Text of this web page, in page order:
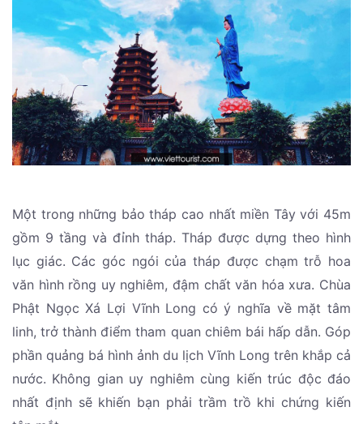
Một trong những bảo tháp cao nhất miền Tây với 45m
gồm 9 tầng và đỉnh tháp. Tháp được dựng theo hình
lục giác. Các góc ngói của tháp được chạm trỗ hoa
văn hình rồng uy nghiêm, đậm chất văn hóa xưa. Chùa
Phật Ngọc Xá Lợi Vĩnh Long có ý nghĩa về mặt tâm
linh, trở thành điểm tham quan chiêm bái hấp dẫn. Góp
phần quảng bá hình ảnh du lịch Vĩnh Long trên khắp cả
nước. Không gian uy nghiêm cùng kiến trúc độc đáo
nhất định sẽ khiến bạn phải trầm trồ khi chứng kiến